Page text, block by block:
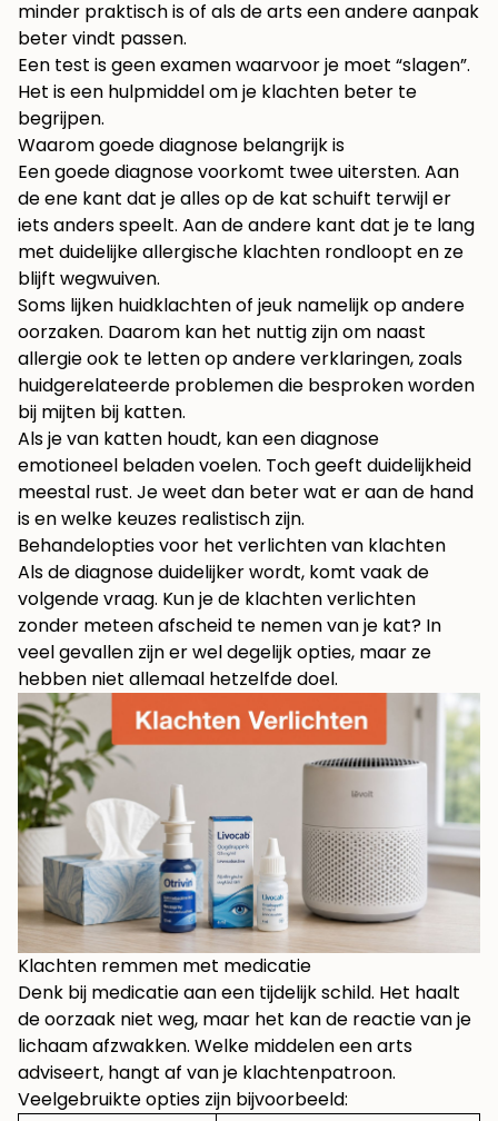
minder praktisch is of als de arts een andere aanpak
beter vindt passen.
Een test is geen examen waarvoor je moet “slagen”.
Het is een hulpmiddel om je klachten beter te
begrijpen.
Waarom goede diagnose belangrijk is
Een goede diagnose voorkomt twee uitersten. Aan
de ene kant dat je alles op de kat schuift terwijl er
iets anders speelt. Aan de andere kant dat je te lang
met duidelijke allergische klachten rondloopt en ze
blijft wegwuiven.
Soms lijken huidklachten of jeuk namelijk op andere
oorzaken. Daarom kan het nuttig zijn om naast
allergie ook te letten op andere verklaringen, zoals
huidgerelateerde problemen die besproken worden
bij mijten bij katten.
Als je van katten houdt, kan een diagnose
emotioneel beladen voelen. Toch geeft duidelijkheid
meestal rust. Je weet dan beter wat er aan de hand
is en welke keuzes realistisch zijn.
Behandelopties voor het verlichten van klachten
Als de diagnose duidelijker wordt, komt vaak de
volgende vraag. Kun je de klachten verlichten
zonder meteen afscheid te nemen van je kat? In
veel gevallen zijn er wel degelijk opties, maar ze
hebben niet allemaal hetzelfde doel.
Klachten remmen met medicatie
Denk bij medicatie aan een tijdelijk schild. Het haalt
de oorzaak niet weg, maar het kan de reactie van je
lichaam afzwakken. Welke middelen een arts
adviseert, hangt af van je klachtenpatroon.
Veelgebruikte opties zijn bijvoorbeeld: